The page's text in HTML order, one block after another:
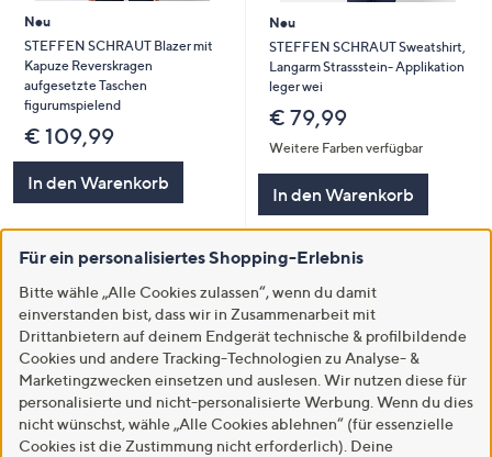
Neu
STEFFEN SCHRAUT Blazer mit
Kapuze Reverskragen
aufgesetzte Taschen
figurumspielend
€ 109,99
In den Warenkorb
Neu
STEFFEN SCHRAUT Sweatshirt,
Langarm Strassstein- Applikation
leger wei
€ 79,99
Weitere Farben verfügbar
In den Warenkorb
Für ein personalisiertes Shopping-Erlebnis
Bitte wähle „Alle Cookies zulassen“, wenn du damit
einverstanden bist, dass wir in Zusammenarbeit mit
Drittanbietern auf deinem Endgerät technische & profilbildende
Cookies und andere Tracking-Technologien zu Analyse- &
Marketingzwecken einsetzen und auslesen. Wir nutzen diese für
personalisierte und nicht-personalisierte Werbung. Wenn du dies
nicht wünschst, wähle „Alle Cookies ablehnen“ (für essenzielle
Cookies ist die Zustimmung nicht erforderlich). Deine